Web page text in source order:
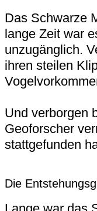
Das Schwarze
lange Zeit war
unzugänglich.
ihren steilen
Und verborgen
Geoforscher
stattgefunden
Die